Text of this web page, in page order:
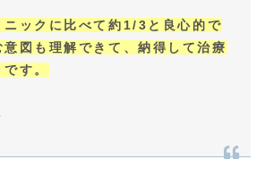
ニックに比べて約1/3と良心的で
図も理解できて、納得して治療
す。